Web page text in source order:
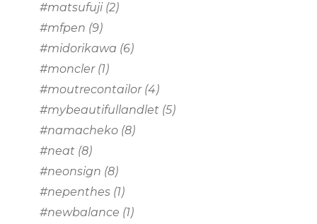
#matsufuji (2)
#mfpen (9)
#midorikawa (6)
#moncler(1)
#moutrecontailor(4)
#mybeautifullandlet (5)
#namacheko (8)
#neat (8)
#neonsign (8)
#nepenthes (1)
#newbalance (1)